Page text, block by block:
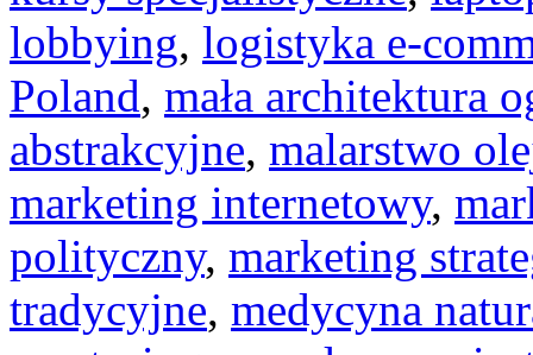
lobbying, logistyka e-
Poland, mała architektura
abstrakcyjne, malarstwo
marketing internetowy,
polityczny, marketing
tradycyjne, medycyna